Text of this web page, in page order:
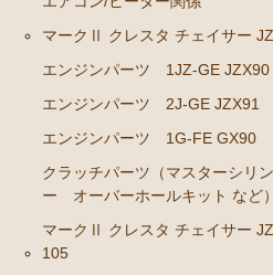
MR2 AW11
エンジン電装パーツ（イグ
キャップ ローター センサ
冷却パーツ（ポンプ サー
ブレーキパーツ（マスター
ト ホース など）
クラッチパーツ（マスター
マークⅡ クレスタ チェイサー
エンジンパーツ 1JZ-GE JZX90
エンジンパーツ 2J-GE JZX91
エンジンパーツ 1G-FE GX90
クラッチパーツ（マスターシリ
ー オーバーホールキット など）
マークⅡ クレスタ チェイサー
105